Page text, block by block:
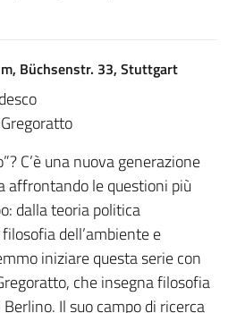
Büchsenstr. 33, Stuttgart
C’è una nuova generazione
affrontando le questioni più
dalla teoria politica
dell’ambiente e
iniziare questa serie con
che insegna filosofia
Il suo campo di ricerca